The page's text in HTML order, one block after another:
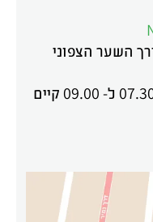
השער הצפוני
לידיעתכם, בשעות הבוקר, בין 07.30 ל- 09.00 קיים